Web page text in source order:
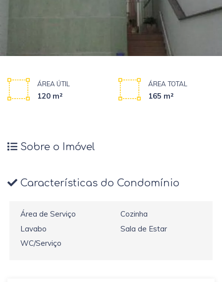
ÁREA ÚTIL
120 m²
ÁREA TOTAL
165 m²
Sobre o Imóvel
Características do Condomínio
Área de Serviço
Cozinha
Lavabo
Sala de Estar
WC/Serviço